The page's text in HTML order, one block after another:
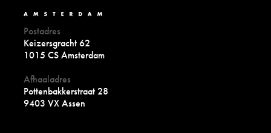
Postadres
Keizersgracht 62
1015 CS Amsterdam
Afhaaladres
Pottenbakkerstraat 28
9403 VX Assen